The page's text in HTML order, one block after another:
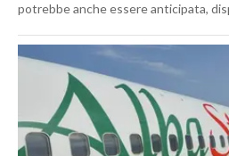
potrebbe anche essere anticipata,